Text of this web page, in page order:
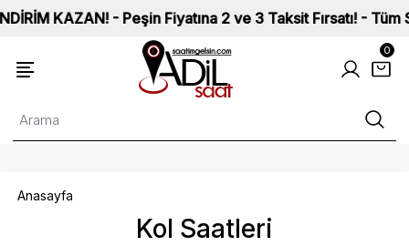
KAZAN! - Peşin Fiyatına 2 ve 3 Taksit Fırsatı! - Tüm
0
Kol Saatleri
Anasayfa